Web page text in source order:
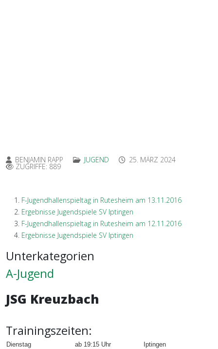
BENJAMIN RAPP JUGEND 25. MÄRZ 2024
ZUGRIFFE: 889
F-Jugendhallenspieltag in Rutesheim am 13.11.2016
Ergebnisse Jugendspiele SV Iptingen
F-Jugendhallenspieltag in Rutesheim am 12.11.2016
Ergebnisse Jugendspiele SV Iptingen
Unterkategorien
A-Jugend
JSG Kreuzbach
Trainingszeiten:
Dienstag ab 19:15 Uhr Iptingen